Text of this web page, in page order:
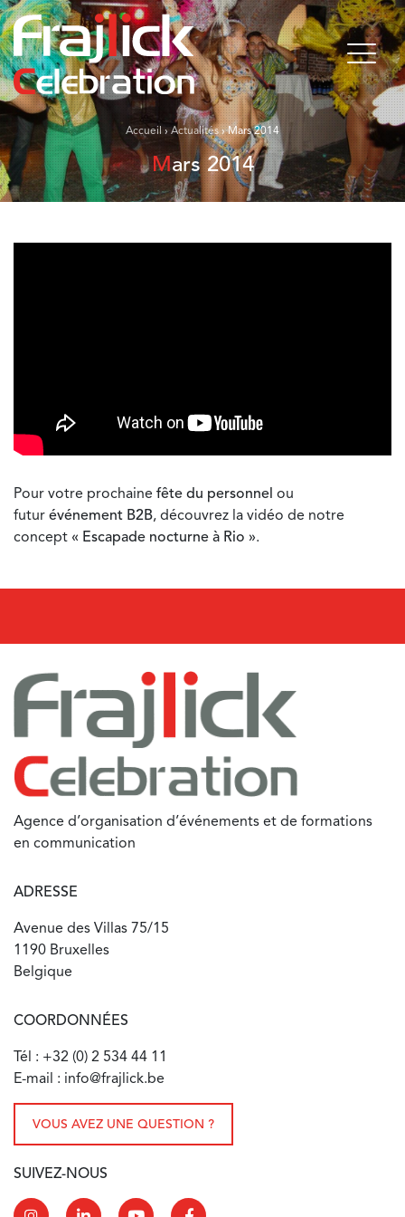
Accueil›Actualités›Mars 2014
Mars 2014
Pour votre prochaine fête du personnel ou
futur événement B2B, découvrez la vidéo de notre
concept « Escapade nocturne à Rio ».
Agence d’organisation d’événements et de formations
en communication
ADRESSE
Avenue des Villas 75/15
1190 Bruxelles
Belgique
COORDONNÉES
Tél : +32 (0) 2 534 44 11
E-mail : info@frajlick.be
VOUS AVEZ UNE QUESTION ?
SUIVEZ-NOUS